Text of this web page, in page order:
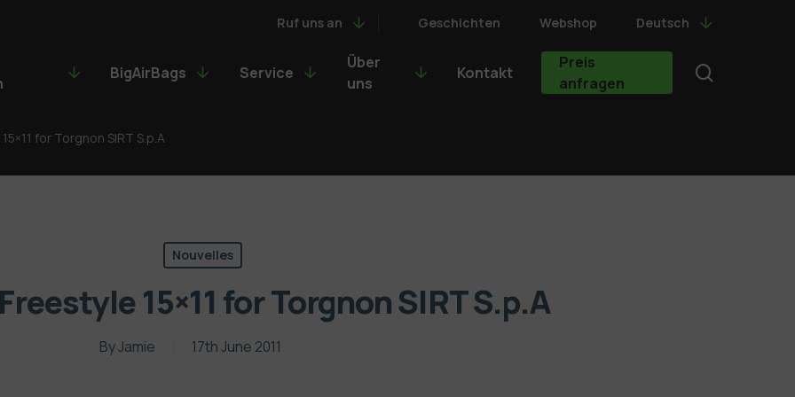
Ruf uns an Geschichten Webshop Deutsch
BigAirBags Service
Über
uns
Kontakt
Preis
anfragen
for Torgnon SIRT S.p.A
Nouvelles
15×11 for Torgnon SIRT S.p.A
ByJamie 17th June 2011